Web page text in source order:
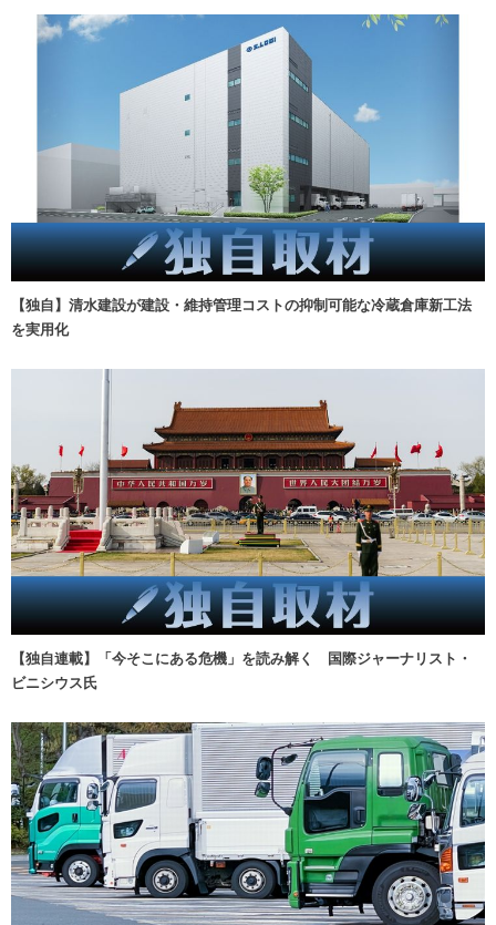
【独自】清水建設が建設・維持管理コストの抑制可能な冷蔵倉庫新工法
を実用化
【独自連載】「今そこにある危機」を読み解く 国際ジャーナリスト・
ビニシウス氏